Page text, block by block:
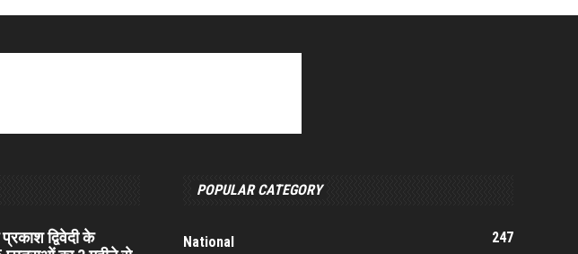
द्विवेदी के
POPULAR CATEGORY
National 247